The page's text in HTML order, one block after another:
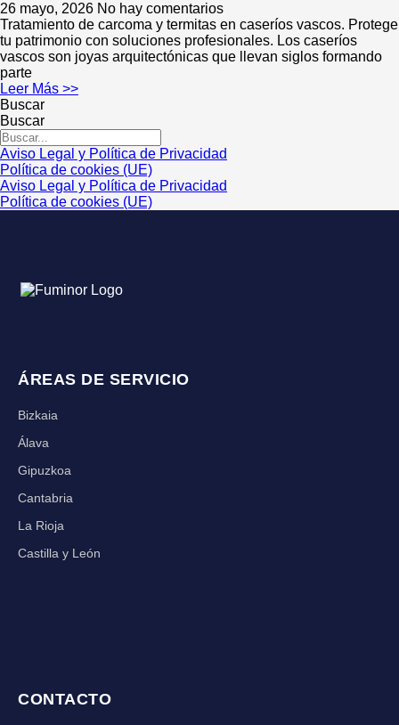
26 mayo, 2026 No hay comentarios
Tratamiento de carcoma y termitas en caseríos vascos. Protege
tu patrimonio con soluciones profesionales. Los caseríos
vascos son joyas arquitectónicas que llevan siglos formando
parte
Leer Más >>
Buscar
Buscar
Aviso Legal y Política de Privacidad
Política de cookies (UE)
Aviso Legal y Política de Privacidad
Política de cookies (UE)
ÁREAS DE SERVICIO
Bizkaia
Álava
Gipuzkoa
Cantabria
La Rioja
Castilla y León
CONTACTO